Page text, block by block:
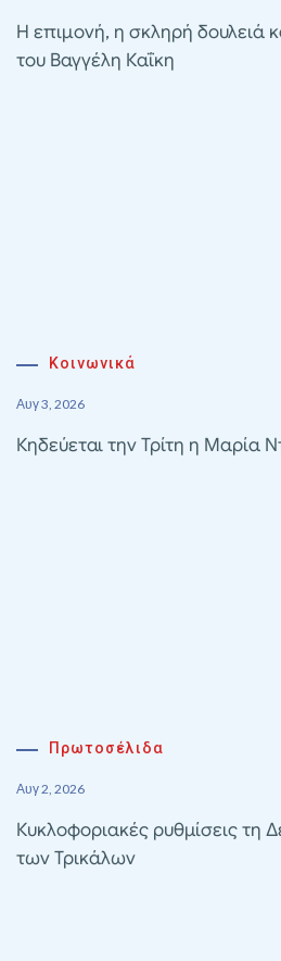
Η επιμονή, η σκληρή δουλειά
του Βαγγέλη Καΐκη
Κοινωνικά
Αυγ 3, 2026
Κηδεύεται την Τρίτη η Μαρία
Πρωτοσέλιδα
Αυγ 2, 2026
Κυκλοφοριακές ρυθμίσεις τη
των Τρικάλων